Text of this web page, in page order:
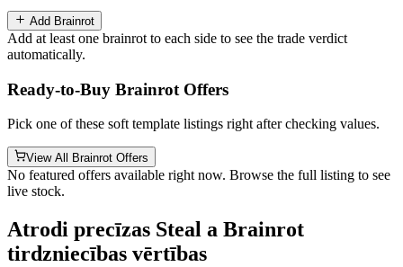
Add Brainrot
Add at least one brainrot to each side to see the trade verdict
automatically.
Ready-to-Buy Brainrot Offers
Pick one of these soft template listings right after checking values.
View All Brainrot Offers
No featured offers available right now. Browse the full listing to see
live stock.
Atrodi precīzas Steal a Brainrot
tirdzniecības vērtības